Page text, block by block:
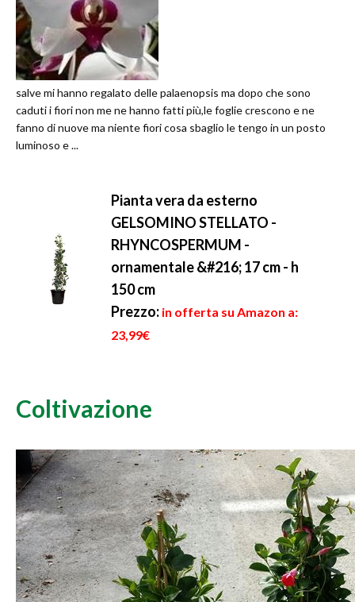
salve mi hanno regalato delle palaenopsis ma dopo che sono
caduti i fiori non me ne hanno fatti più,le foglie crescono e ne
fanno di nuove ma niente fiori cosa sbaglio le tengo in un posto
luminoso e ...
Pianta vera da esterno
GELSOMINO STELLATO -
RHYNCOSPERMUM -
ornamentale &#216; 17 cm - h
150 cm
Prezzo: in offerta su Amazon a:
23,99€
Coltivazione